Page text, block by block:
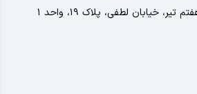
خیابان لطفی، پلاک ۱۹، واحد ۱